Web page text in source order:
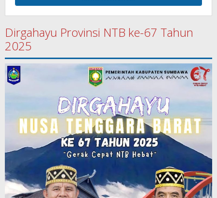
Dirgahayu Provinsi NTB ke-67 Tahun
2025